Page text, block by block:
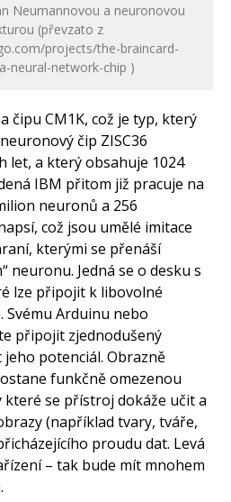
Neumannovou a neuronovou
(převzato z
projects/the-braincard-
neural-network-chip )
čipu CM1K, což je typ, který
čip ZISC36
let, a který obsahuje 1024
IBM přitom již pracuje na
neuronů a 256
což jsou umělé imitace
kterými se přenáší
neuronu. Jedná se o desku s
lze připojit k libovolné
Arduinu nebo
připojit zjednodušený
jeho potenciál. Obrazně
funkčně omezenou
se přístroj dokáže učit a
(například tvary, tváře,
proudu dat. Levá
– tak bude mít mnohem